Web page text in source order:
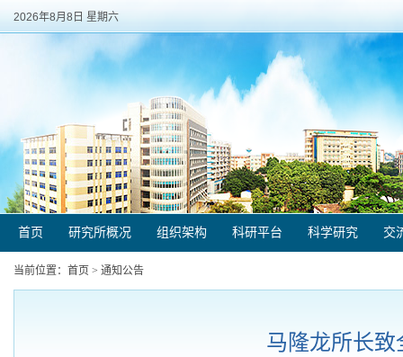
2026年8月8日 星期六
首页 研究所概况 组织架构 科研平台 科学研究 交
当前位置： 首页 > 通知公告
马隆龙所长